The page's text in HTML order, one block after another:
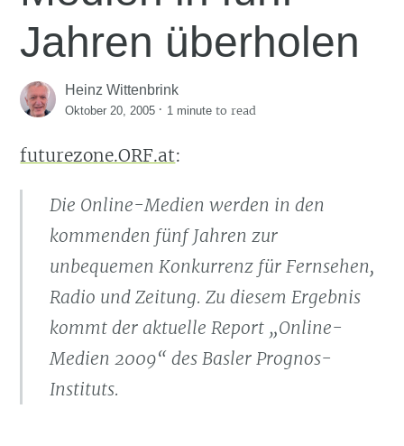
Jahren überholen
Heinz Wittenbrink
Oktober 20, 2005 · 1 minute to read
futurezone.ORF.at:
Die Online-Medien werden in den
kommenden fünf Jahren zur
unbequemen Konkurrenz für Fernsehen,
Radio und Zeitung. Zu diesem Ergebnis
kommt der aktuelle Report „Online-
Medien 2009“ des Basler Prognos-
Instituts.